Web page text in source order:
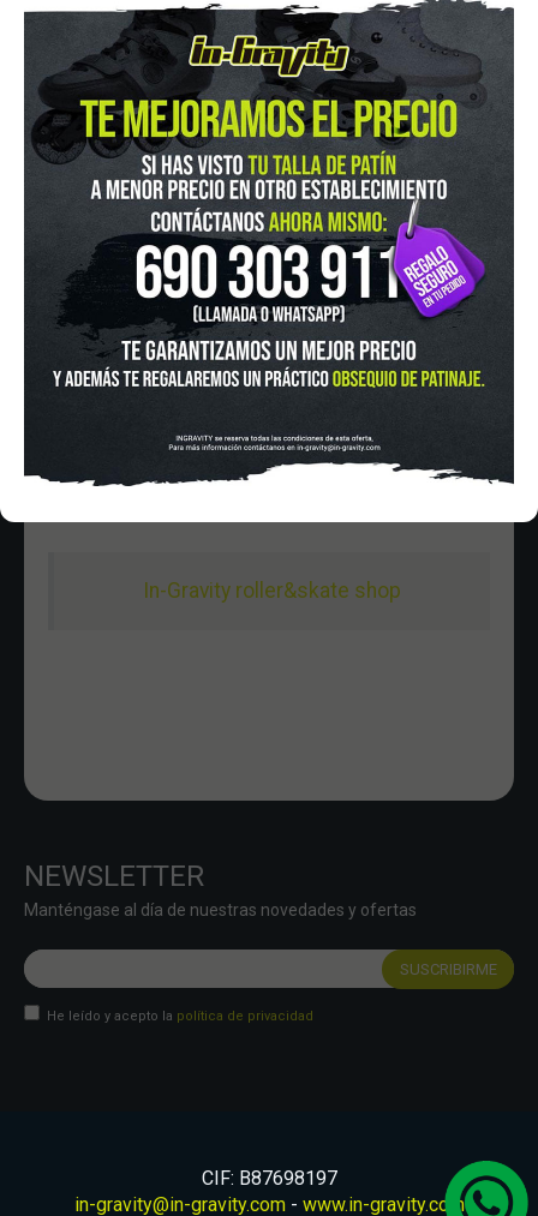
In-Gravity roller&skate shop
IN-GRAVITY MADRID RETIRO
Pza. Mariano de Cavia, 2
915 524 553
in-gravity@in-gravity.com
HORARIO
Lunes a Viernes de 12:00 - 20:30
Sabado De 10:00 - 20:30
Domingo 10:00-15:00
NEWSLETTER
Manténgase al día de nuestras novedades y ofertas
He leído y acepto la política de privacidad
CIF: B87698197
in-gravity@in-gravity.com- www.in-gravity.com